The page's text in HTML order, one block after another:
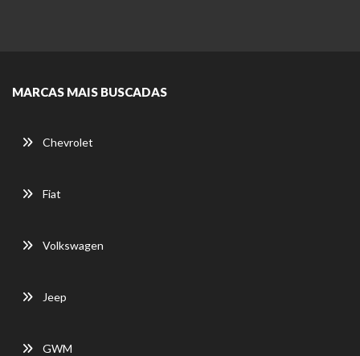
MARCAS MAIS BUSCADAS
Chevrolet
Fiat
Volkswagen
Jeep
GWM